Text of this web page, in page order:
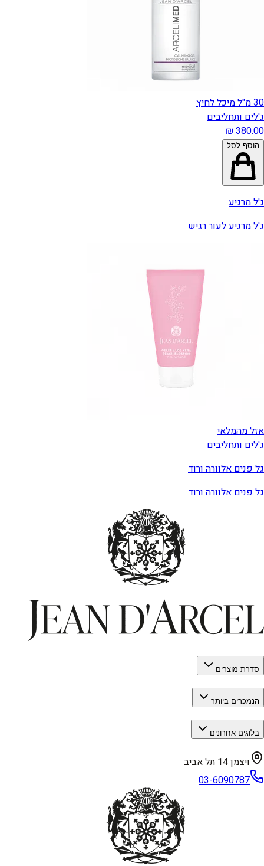
30 מ"ל מיכל לחיץ
ג'לים ותחליבים
הוסף לסל
ג'ל מרגיע
ג'ל מרגיע לעור רגיש
אזל מהמלאי
ג'לים ותחליבים
גל פנים אלוורה ורוד
גל פנים אלוורה ורוד
סדרת מוצרים
הנמכרים ביותר
בלוגים אחרונים
ויצמן 14 תל אביב
03-6090787